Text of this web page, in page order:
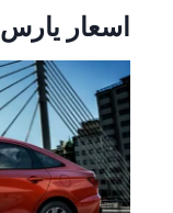
اسعار يارس 2023